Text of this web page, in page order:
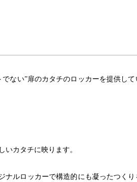
ない”扉のカタチのロッカーを提供して
いカタチに映ります。
ナルロッカーで構造的にも凝ったつくり